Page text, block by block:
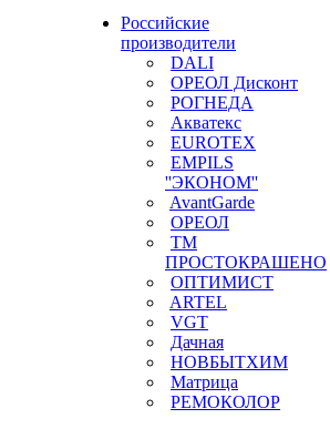
Российские
производители
DALI
ОРЕОЛ Дисконт
РОГНЕДА
Акватекс
EUROTEX
EMPILS
''ЭКОНОМ''
AvantGarde
ОРЕОЛ
ТМ
ПРОСТОКРАШЕНО
ОПТИМИСТ
ARTEL
VGT
Дачная
НОВБЫТХИМ
Матрица
РЕМОКОЛОР